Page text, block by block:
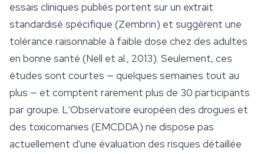
essais cliniques publiés portent sur un extrait
standardisé spécifique (Zembrin) et suggèrent une
tolérance raisonnable à faible dose chez des adultes
en bonne santé (Nell et al., 2013). Seulement, ces
études sont courtes — quelques semaines tout au
plus — et comptent rarement plus de 30 participants
par groupe. L'Observatoire européen des drogues et
des toxicomanies (EMCDDA) ne dispose pas
actuellement d'une évaluation des risques détaillée